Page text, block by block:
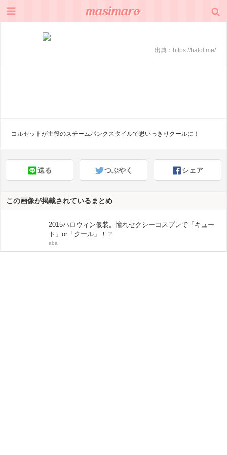
出典： https://halol.me/
コルセットが主役のスチームパンクスタイルで思いっきりクールに！
送る つぶやく シェア
この画像が掲載されているまとめ
2015ハロウィン仮装。憧れセクシーコスプレで「キュー
ト」or「クール」！？
aba